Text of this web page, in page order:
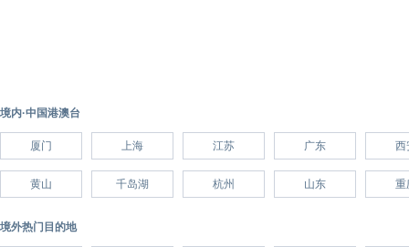
境内·中国港澳台
厦门 上海 江苏 广东 西
黄山 千岛湖 杭州 山东 重
境外热门目的地